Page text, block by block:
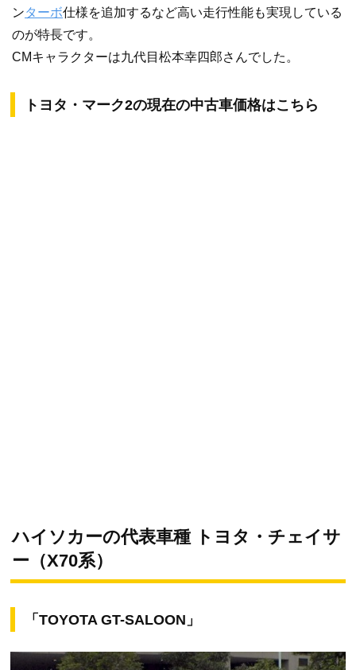
ンターボ仕様を追加するなど高い走行性能も実現している
のが特長です。
CMキャラクターは九代目松本幸四郎さんでした。
トヨタ・マーク2の現在の中古車価格はこちら
ハイソカーの代表車種 トヨタ・チェイサ
ー（X70系）
「TOYOTA GT-SALOON」